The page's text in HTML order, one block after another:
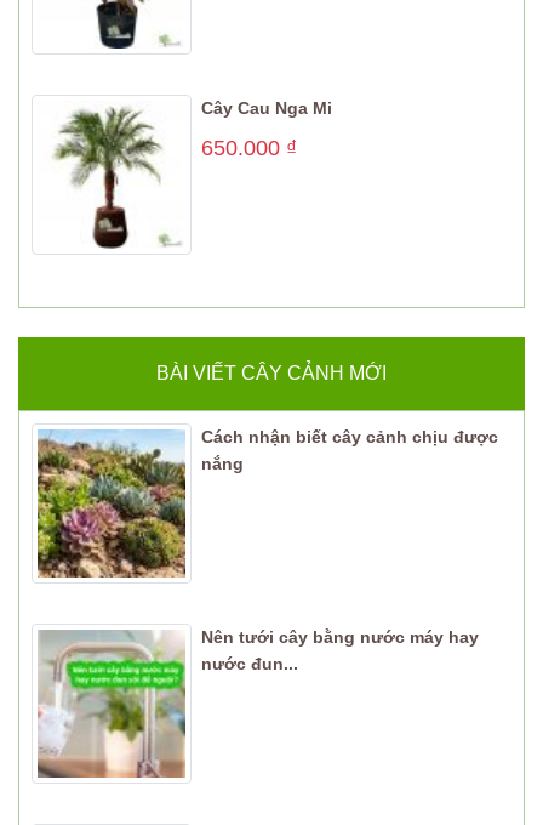
Cây Cau Nga Mi
650.000 ₫
BÀI VIẾT CÂY CẢNH MỚI
Cách nhận biết cây cảnh chịu được
nắng
Nên tưới cây bằng nước máy hay
nước đun...